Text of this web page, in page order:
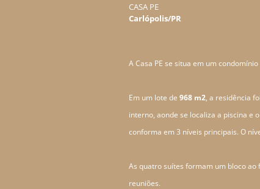
CASA PE
Carlópolis/PR
A Casa PE se situa em um
Em um lote de 968 m2, a residência
interno, aonde se localiza a piscina e
conforma em 3 níveis principais. O
As quatro suítes formam um bloco
reuniões.